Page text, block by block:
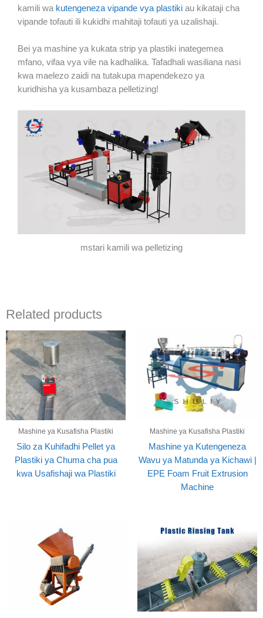
kamili wa kutengeneza vipande vya plastiki au kikataji cha
vipande tofauti ili kukidhi mahitaji tofauti ya uzalishaji.
Bei ya mashine ya kukata strip ya plastiki inategemea
mfano, vifaa vya vile na kadhalika. Tafadhali wasiliana nasi
kwa maelezo zaidi na tutakupa mapendekezo ya
kuridhisha ya kusambaza pelletizing!
mstari kamili wa pelletizing
Related products
Mashine ya Kusafisha Plastiki
Silo za Kuhifadhi Pellet ya
Plastiki ya Chuma cha pua
kwa Usafishaji wa Plastiki
Mashine ya Kusafisha Plastiki
Mashine ya Kutengeneza
Wavu ya Matunda ya Kichawi |
EPE Foam Fruit Extrusion
Machine